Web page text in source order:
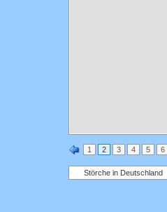
1 2 3 4 5 6